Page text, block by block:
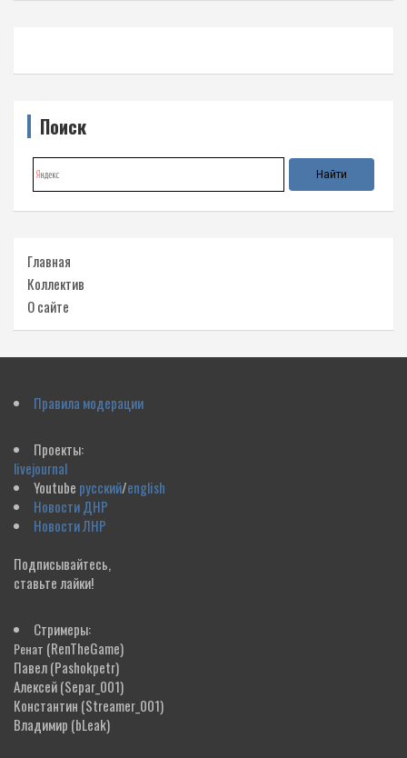
Поиск
Главная
Коллектив
О сайте
Правила модерации
Проекты:
livejournal
Youtube русский/english
Новости ДНР
Новости ЛНР
Подписывайтесь,
ставьте лайки!
Стримеры:
Ренат (RenTheGame)
Павел(Pashokpetr)
Алексей(Separ_001)
Константин (Streamer_001)
Владимир (bLeak)